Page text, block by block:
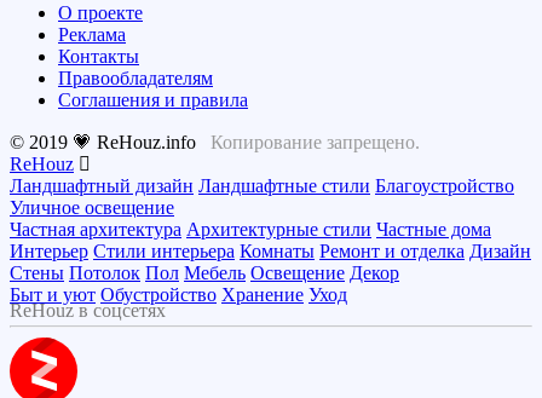
О проекте
Реклама
Контакты
Правообладателям
Соглашения и правила
© 2019 💗 ReHouz.info Копирование запрещено.
ReHouz
Ландшафтный дизайн Ландшафтные стили Благоустройство
Уличное освещение
Частная архитектура Архитектурные стили Частные дома
Интерьер Стили интерьера Комнаты Ремонт и отделка Дизайн
Стены Потолок Пол Мебель Освещение Декор
Быт и уют Обустройство Хранение Уход
ReHouz в соцсетях